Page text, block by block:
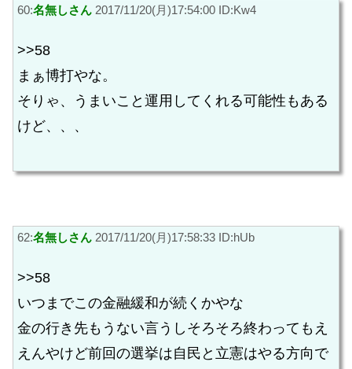
60:名無しさん 2017/11/20(月)17:54:00 ID:Kw4
>>58
まぁ博打やな。
そりゃ、うまいこと運用してくれる可能性もある
けど、、、
62:名無しさん 2017/11/20(月)17:58:33 ID:hUb
>>58
いつまでこの金融緩和が続くかやな
金の行き先もうない言うしそろそろ終わってもえ
えんやけど前回の選挙は自民と立憲はやる方向で